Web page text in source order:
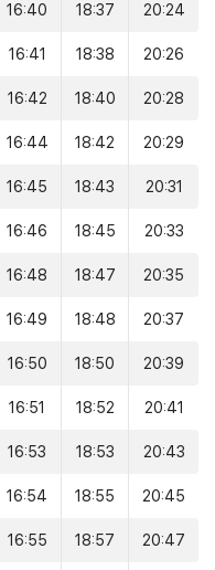
16:40 18:37 20:24
16:41 18:38 20:26
16:42 18:40 20:28
16:44 18:42 20:29
16:45 18:43 20:31
16:46 18:45 20:33
16:48 18:47 20:35
16:49 18:48 20:37
16:50 18:50 20:39
16:51 18:52 20:41
16:53 18:53 20:43
16:54 18:55 20:45
16:55 18:57 20:47